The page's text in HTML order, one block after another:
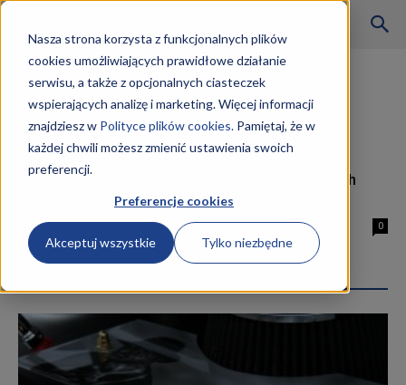
Nasza strona korzysta z funkcjonalnych plików
cookies umożliwiających prawidłowe działanie
serwisu, a także z opcjonalnych ciasteczek
wspierających analizę i marketing. Więcej informacji
znajdziesz w Polityce plików cookies.Pamiętaj, że w
każdej chwili możesz zmienić ustawienia swoich
preferencji.
Preferencje cookies
Akceptuj wszystkie Tylko niezbędne
Szkoły
Aktualności
Strona główna Tagi
Operator obrabiarek skrawających
kwalifikacje
Tag: Operator obrabiarek
skrawających kwalifikacje
Operator obrabiarek skrawających
kwalifikacje
8 marca 2019 0